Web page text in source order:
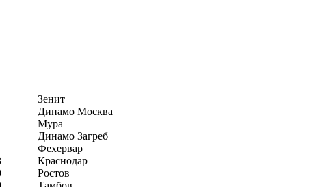
Зенит
Динамо Москва
Мура
Динамо Загреб
Фехервар
Краснодар
Ростов